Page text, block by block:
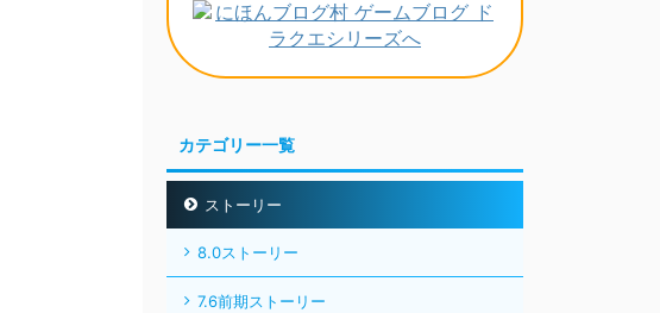
カテゴリー一覧
ストーリー
8.0ストーリー
7.6前期ストーリー